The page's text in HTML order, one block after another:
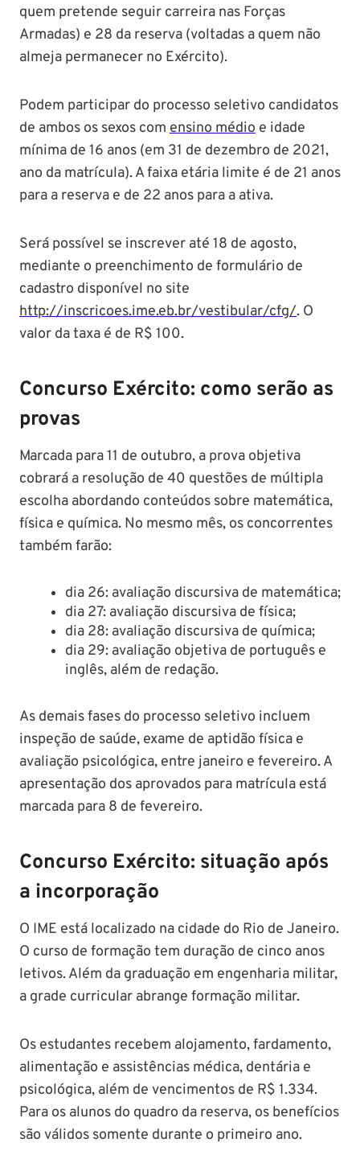
quem pretende seguir carreira nas Forças
Armadas) e 28 da reserva (voltadas a quem não
almeja permanecer no Exército).
Podem participar do processo seletivo candidatos
de ambos os sexos com ensino médio e idade
mínima de 16 anos (em 31 de dezembro de 2021,
ano da matrícula). A faixa etária limite é de 21 anos
para a reserva e de 22 anos para a ativa.
Será possível se inscrever até 18 de agosto,
mediante o preenchimento de formulário de
cadastro disponível no site
http://inscricoes.ime.eb.br/vestibular/cfg/. O
valor da taxa é de R$ 100.
Concurso Exército: como serão as
provas
Marcada para 11 de outubro, a prova objetiva
cobrará a resolução de 40 questões de múltipla
escolha abordando conteúdos sobre matemática,
física e química. No mesmo mês, os concorrentes
também farão:
dia 26: avaliação discursiva de matemática;
dia 27: avaliação discursiva de física;
dia 28: avaliação discursiva de química;
dia 29: avaliação objetiva de português e
inglês, além de redação.
As demais fases do processo seletivo incluem
inspeção de saúde, exame de aptidão física e
avaliação psicológica, entre janeiro e fevereiro. A
apresentação dos aprovados para matrícula está
marcada para 8 de fevereiro.
Concurso Exército: situação após
a incorporação
O IME está localizado na cidade do Rio de Janeiro.
O curso de formação tem duração de cinco anos
letivos. Além da graduação em engenharia militar,
a grade curricular abrange formação militar.
Os estudantes recebem alojamento, fardamento,
alimentação e assistências médica, dentária e
psicológica, além de vencimentos de R$ 1.334.
Para os alunos do quadro da reserva, os benefícios
são válidos somente durante o primeiro ano.